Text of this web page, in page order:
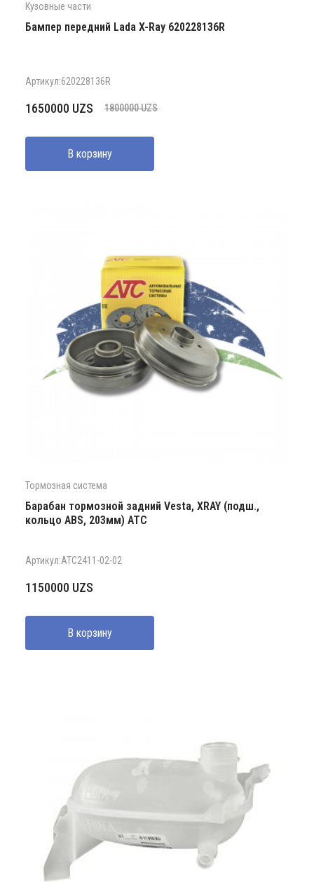
Кузовные части
Бампер передний Lada X-Ray 620228136R
Артикул:620228136R
1800000UZS
Первоначальная
составляла
1800000 UZS.
1650000 UZS
Текущая
1650000 UZS.
В корзину
Тормозная система
Барабан тормозной задний Vesta, XRAY (подш.,
кольцо ABS, 203мм) АТС
Артикул:АТС2411-02-02
1150000 UZS
В корзину